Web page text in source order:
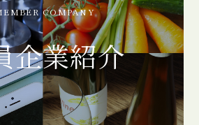
COMPANY
企業紹介